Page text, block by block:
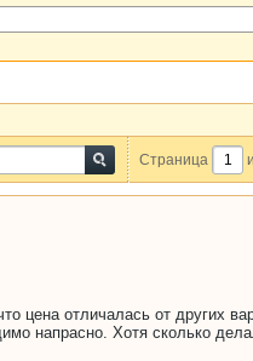
Страница
цена отличалась от других
напрасно. Хотя сколько